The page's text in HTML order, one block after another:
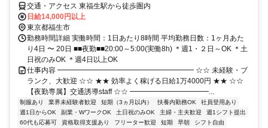
交通・アクセス 東福生駅から徒歩圏内
日給14,000円以上
東京都福生市
勤務時間詳細 実働時間：1日あたり8時間 平均勤務日数：1ヶ月あた
り4日 〜 20日 ■■夜勤■■20:00～5:00(実働8h) ＊週1・２日～OK ＊土
日祝のみOK ＊週4日以上OK
仕事内容 ━━━━━━━━━━━━━━━━━━━ ☆☆ 未経験・ブ
ランク、大歓迎 ☆☆ ★★ 効率よく稼げる日給1万4000円 ★★ ☆☆
【夜勤専属】交通誘導staff ☆☆ ━━━━━━━━━━━...
制服あり 業界未経験者歓迎 短期（3ヵ月以内） 扶養内勤務OK
社員登用あり
週1日からOK
副業・WワークOK 土日祝のみOK 主婦・主夫歓迎
週1シフト提出
60代も応募可
資格取得支援あり フリーター歓迎 短期 早朝
シフト自由